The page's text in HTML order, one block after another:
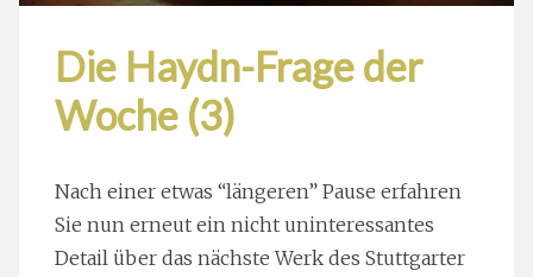
Die Haydn-Frage der
Woche (3)
Nach einer etwas “längeren” Pause erfahren
Sie nun erneut ein nicht uninteressantes
Detail über das nächste Werk des Stuttgarter